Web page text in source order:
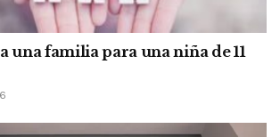
una familia para una niña de 11